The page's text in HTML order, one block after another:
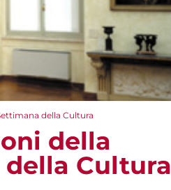
della Cultura
della
Cultura